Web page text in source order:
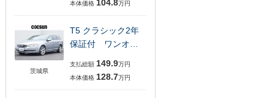
本体価格 104.8万円
茨城県
T5 クラシック2年
保証付 ワンオ…
支払総額 149.9万円
本体価格 128.7万円